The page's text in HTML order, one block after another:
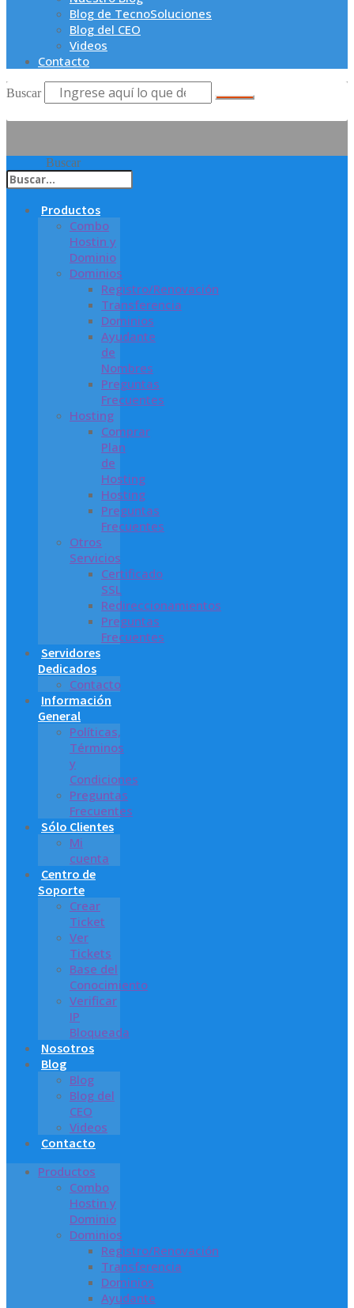
Blog de TecnoSoluciones
Blog del CEO
Videos
Contacto
Buscar
Buscar
Productos
Combo
Hostin y
Dominio
Dominios
Registro/Renovación
Transferencia
Dominios
Ayudante
de
Nombres
Preguntas
Frecuentes
Hosting
Comprar
Plan
de
Hosting
Hosting
Preguntas
Frecuentes
Otros
Servicios
Certificado
SSL
Redireccionamientos
Preguntas
Frecuentes
Servidores
Dedicados
Contacto
Información
General
Políticas,
Términos
y
Condiciones
Preguntas
Frecuentes
Sólo Clientes
Mi
cuenta
Centro de
Soporte
Crear
Ticket
Ver
Tickets
Base del
Conocimiento
Verificar
IP
Bloqueada
Nosotros
Blog
Blog
Blog del
CEO
Videos
Contacto
Productos
Combo
Hostin y
Dominio
Dominios
Registro/Renovación
Transferencia
Dominios
Ayudante